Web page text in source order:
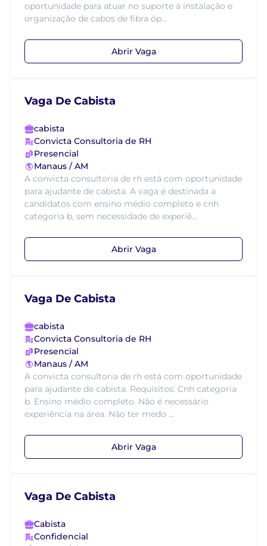
oportunidade para atuar no suporte à instalação e
organização de cabos de fibra óp...
Abrir Vaga
Vaga De Cabista
cabista
Convicta Consultoria de RH
Presencial
Manaus / AM
A convicta consultoria de rh está com oportunidade
para ajudante de cabista. A vaga é destinada a
candidatos com ensino médio completo e cnh
categoria b, sem necessidade de experiê...
Abrir Vaga
Vaga De Cabista
cabista
Convicta Consultoria de RH
Presencial
Manaus / AM
A convicta consultoria de rh está com oportunidade
para ajudante de cabista. Requisitos: Cnh categoria
b. Ensino médio completo. Não é necessário
experiência na área. Não ter medo ...
Abrir Vaga
Vaga De Cabista
Cabista
Confidencial